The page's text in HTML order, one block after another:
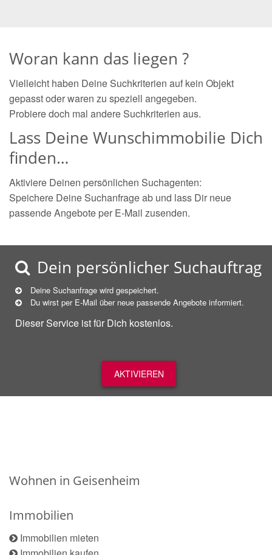
Woran kann das liegen ?
Vielleicht haben Deine Suchkriterien auf kein Objekt
gepasst oder waren zu speziell angegeben.
Probiere doch mal andere Suchkriterien aus.
Lass Deine Wunschimmobilie Dich
finden…
Aktiviere Deinen persönlichen Suchagenten:
Speichere Deine Suchanfrage ab und lass Dir neue
passende Angebote per E-Mail zusenden.
Dein persönlicher Suchauftrag
Deine Suchanfrage wird gespeichert.
Du wirst per E-Mail über neue passende Angebote informiert.
Dieser Service ist für Dich kostenlos.
AKTIVIEREN
Wohnen in Geisenheim
Immobilien
Immobilien mieten